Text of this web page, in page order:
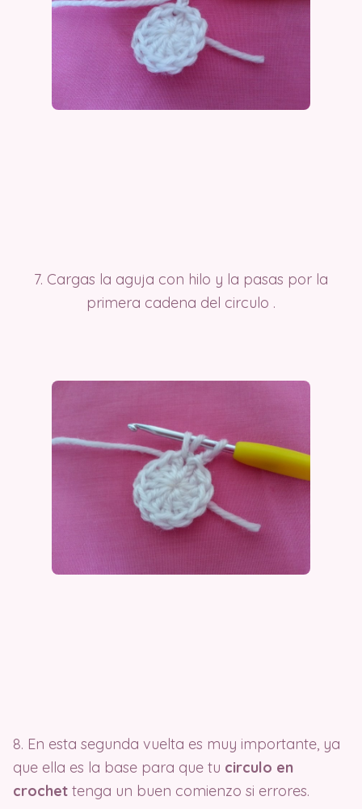
7. Cargas la aguja con hilo y la pasas por la
primera cadena del circulo .
8. En esta segunda vuelta es muy importante, ya
que ella es la base para que tu circulo en
crochet tenga un buen comienzo si errores.